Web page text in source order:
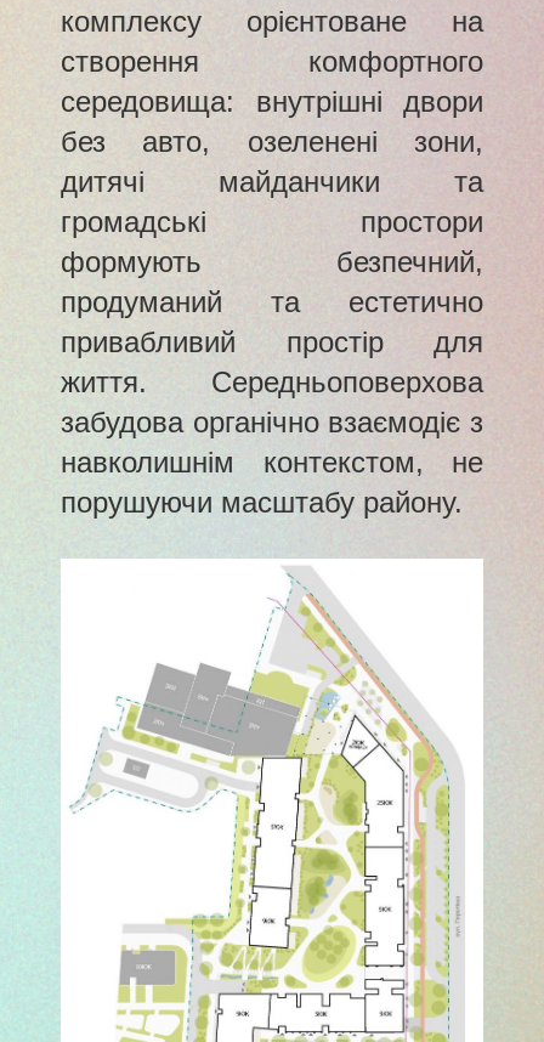
комплексу орієнтоване на
створення комфортного
середовища: внутрішні двори
без авто, озеленені зони,
дитячі майданчики та
громадські простори
формують безпечний,
продуманий та естетично
привабливий простір для
життя. Середньоповерхова
забудова органічно взаємодіє з
навколишнім контекстом, не
порушуючи масштабу району.